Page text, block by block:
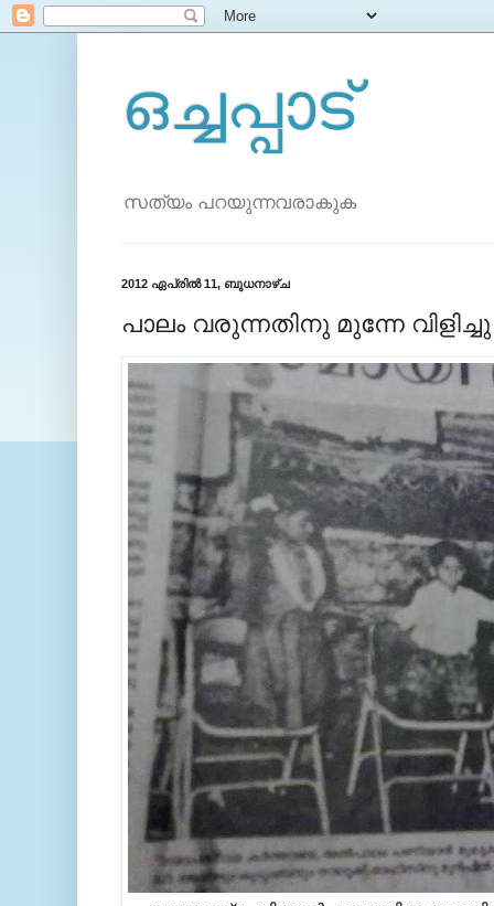
ഒച്ചപ്പാട്
സത്യം പറയുന്നവരാകുക
2012 ഏപ്രിൽ 11, ബുധനാഴ്‌ച
പാലം വരുന്നതിനു മുന്നേ